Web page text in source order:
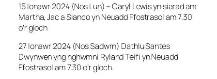
15 Ionawr 2024 (Nos Lun) – Caryl Lewis yn siarad am
Martha, Jac a Siancoyn Neuadd Ffostrasol am 7.30
o’r gloch
27 Ionawr 2024 (Nos Sadwrn) Dathlu Santes
Dwynwen yng nghwmni Ryland Teifi yn Neuadd
Ffostrasol am 7.30 o’r gloch.